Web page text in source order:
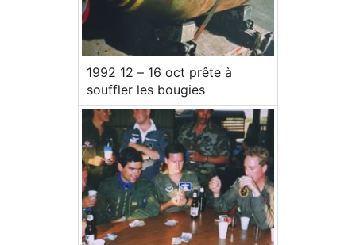
1992 12 – 16 oct prête à
souffler les bougies